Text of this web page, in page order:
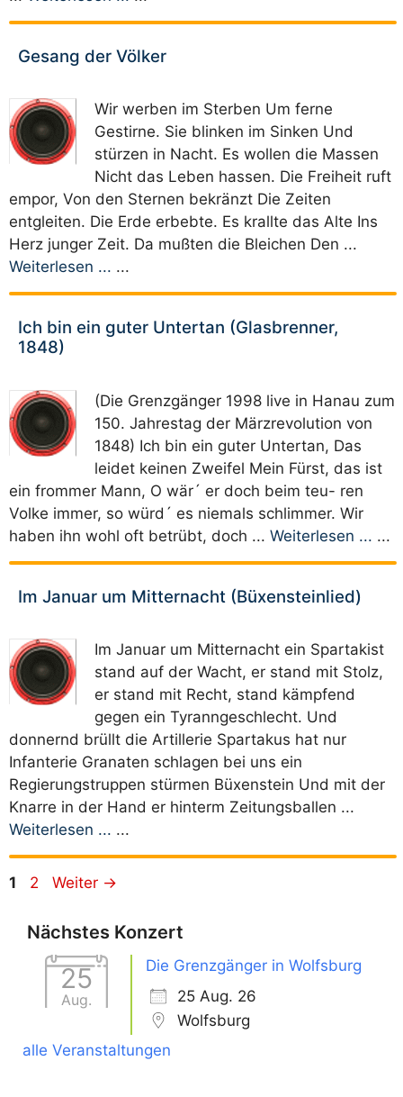
Gesang der Völker
Wir werben im Sterben Um ferne
Gestirne. Sie blinken im Sinken Und
stürzen in Nacht. Es wollen die Massen
Nicht das Leben hassen. Die Freiheit ruft
empor, Von den Sternen bekränzt Die Zeiten
entgleiten. Die Erde erbebte. Es krallte das Alte Ins
Herz junger Zeit. Da mußten die Bleichen Den ...
Weiterlesen ... ...
Ich bin ein guter Untertan (Glasbrenner,
1848)
(Die Grenzgänger 1998 live in Hanau zum
150. Jahrestag der Märzrevolution von
1848) Ich bin ein guter Untertan, Das
leidet keinen Zweifel Mein Fürst, das ist
ein frommer Mann, O wär´ er doch beim teu- ren
Volke immer, so würd´ es niemals schlimmer. Wir
haben ihn wohl oft betrübt, doch ... Weiterlesen ... ...
Im Januar um Mitternacht (Büxensteinlied)
Im Januar um Mitternacht ein Spartakist
stand auf der Wacht, er stand mit Stolz,
er stand mit Recht, stand kämpfend
gegen ein Tyranngeschlecht. Und
donnernd brüllt die Artillerie Spartakus hat nur
Infanterie Granaten schlagen bei uns ein
Regierungstruppen stürmen Büxenstein Und mit der
Knarre in der Hand er hinterm Zeitungsballen ...
Weiterlesen ... ...
Seite
1 Seite
2 Weiter →
Nächstes Konzert
25
Aug.
Die Grenzgänger in Wolfsburg
25 Aug. 26
Wolfsburg
alle Veranstaltungen